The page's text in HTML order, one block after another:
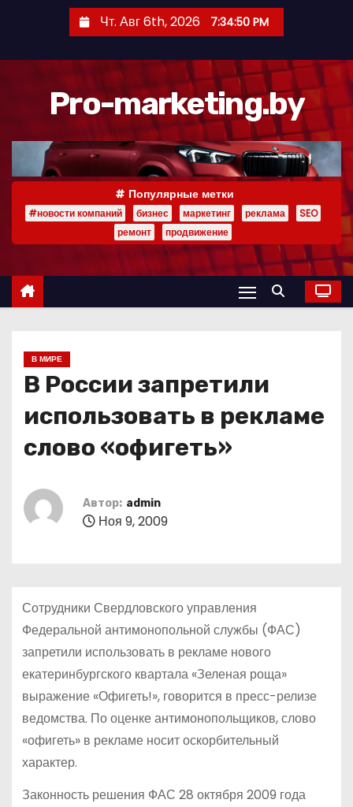
р
Чт. Авг 6th, 2026 7:34:51 PM
Pro-marketing.by
Популярные метки
#новости компаний бизнес маркетинг реклама
SEO
ремонт
продвижение
В МИРЕ
В России запретили
использовать в рекламе
слово «офигеть»
Автор: admin
Ноя 9, 2009
Сотрудники Свердловского управления
Федеральной антимонопольной службы (ФАС)
запретили использовать в рекламе нового
екатеринбургского квартала «Зеленая роща»
выражение «Офигеть!», говорится в пресс-релизе
ведомства. По оценке антимонопольщиков, слово
«офигеть» в рекламе носит оскорбительный
характер.
Законность решения ФАС 28 октября 2009 года